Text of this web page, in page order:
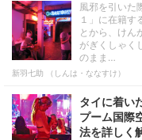
風邪を引いた
１」に在籍す
とから、けん
がぎくしゃく
のまま…
新羽七助 （しんは・ななすけ）
タイに着い
プーム国際
法を詳しく